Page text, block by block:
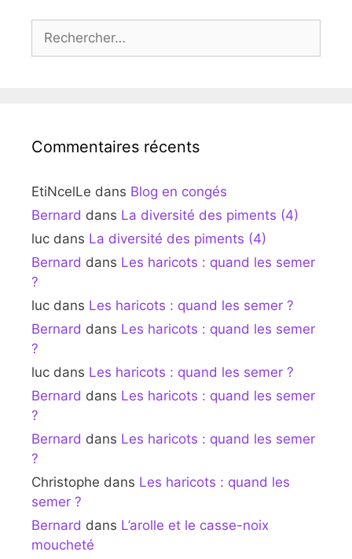
Commentaires récents
EtiNcelLe dans Blog en congés
Bernard dans La diversité des piments (4)
luc dans La diversité des piments (4)
Bernard dans Les haricots : quand les semer
?
luc dans Les haricots : quand les semer ?
Bernard dans Les haricots : quand les semer
?
luc dans Les haricots : quand les semer ?
Bernard dans Les haricots : quand les semer
?
Bernard dans Les haricots : quand les semer
?
Christophe dans Les haricots : quand les
semer ?
Bernard dans L’arolle et le casse-noix
moucheté